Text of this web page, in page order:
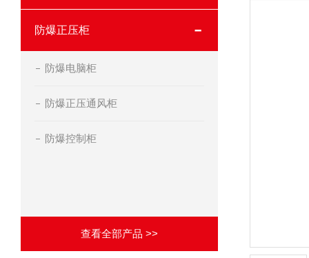
防爆正压柜
防爆电脑柜
防爆正压通风柜
防爆控制柜
查看全部产品 >>